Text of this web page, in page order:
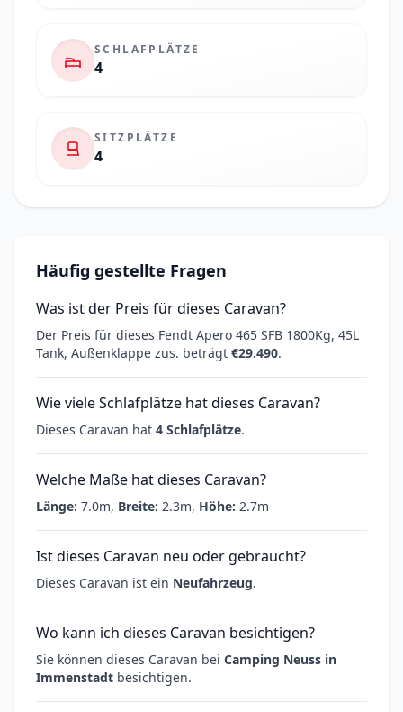
SCHLAFPLÄTZE
4
SITZPLÄTZE
4
Häufig gestellte Fragen
Was ist der Preis für dieses Caravan?
Der Preis für dieses Fendt Apero 465 SFB 1800Kg, 45L
Tank, Außenklappe zus. beträgt €29.490.
Wie viele Schlafplätze hat dieses Caravan?
Dieses Caravan hat 4 Schlafplätze.
Welche Maße hat dieses Caravan?
Länge: 7.0m, Breite: 2.3m, Höhe: 2.7m
Ist dieses Caravan neu oder gebraucht?
Dieses Caravan ist ein Neufahrzeug.
Wo kann ich dieses Caravan besichtigen?
Sie können dieses Caravan bei Camping Neuss in
Immenstadt besichtigen.